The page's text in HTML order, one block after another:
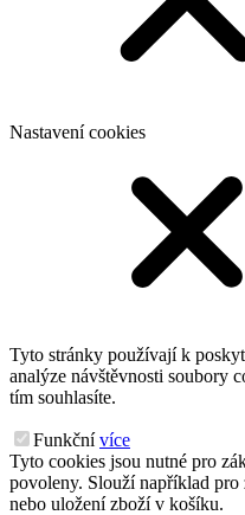
Nastavení cookies
Tyto stránky používají k
analýze návštěvnosti soubory
tím souhlasíte.
Funkční více
Tyto cookies jsou nutné pro
povoleny. Slouží například pro
nebo uložení zboží v košíku.